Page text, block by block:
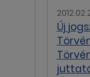
Új